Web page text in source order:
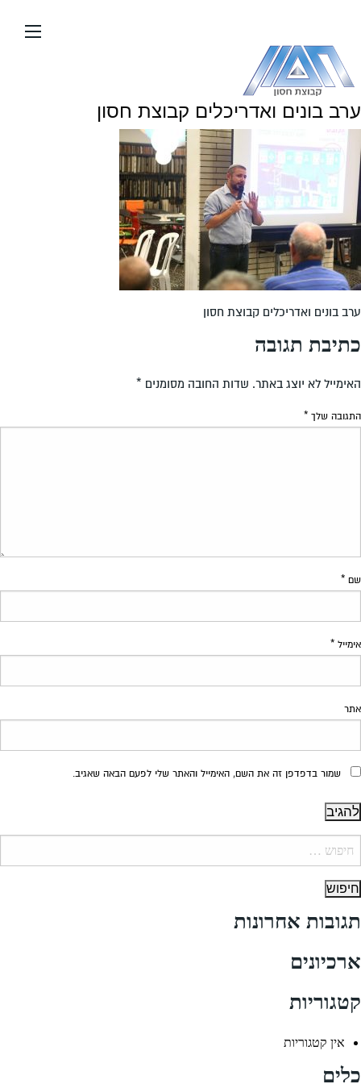
העמוד
ערב בונים ואדריכלים קבוצת חסון
ערב בונים ואדריכלים קבוצת חסון
כתיבת תגובה
האימייל לא יוצג באתר. שדות החובה מסומנים *
התגובה שלך *
שם *
אימייל *
אתר
שמור בדפדפן זה את השם, האימייל והאתר שלי לפעם הבאה שאגיב.
תגובות אחרונות
ארכיונים
קטגוריות
אין קטגוריות
כלים